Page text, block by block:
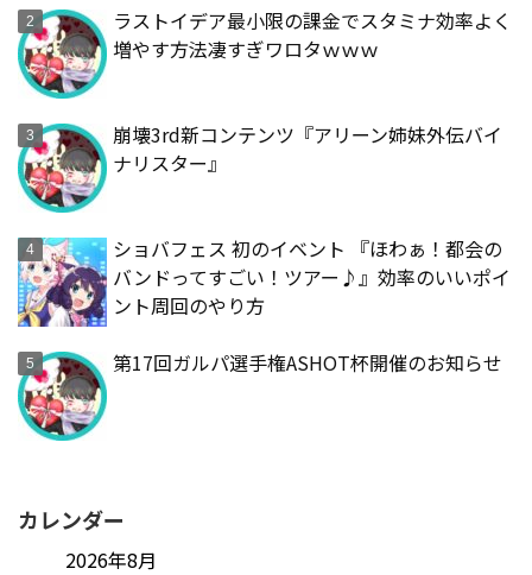
ラストイデア最小限の課金でスタミナ効率よく
増やす方法凄すぎワロタｗｗｗ
崩壊3rd新コンテンツ『アリーン姉妹外伝バイ
ナリスター』
ショバフェス 初のイベント 『ほわぁ！都会の
バンドってすごい！ツアー♪』効率のいいポイ
ント周回のやり方
第17回ガルパ選手権ASHOT杯開催のお知らせ
カレンダー
2026年8月